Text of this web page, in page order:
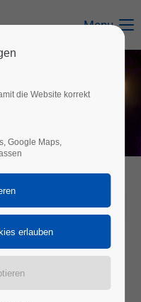
Menu
die Website korrekt
Google Maps,